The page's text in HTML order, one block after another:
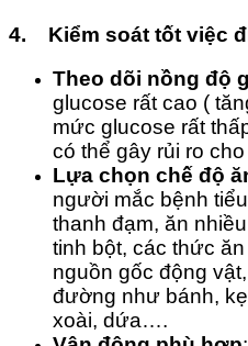
4. Kiểm soát tốt việc
Theo dõi nồng độ
glucose rất cao (
mức glucose rất
có thể gây rủi ro
Lựa chọn chế độ
người mắc bệnh
thanh đạm, ăn
tinh bột, các thức
nguồn gốc động
đường như bánh,
xoài, dứa….